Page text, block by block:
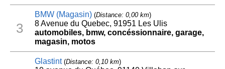
3
BMW (Magasin)(Distance: 0,00 km)
8 Avenue du Quebec, 91951 Les Ulis
automobiles, bmw, concéssionnaire, garage,
magasin, motos
Glastint(Distance: 0,10 km)